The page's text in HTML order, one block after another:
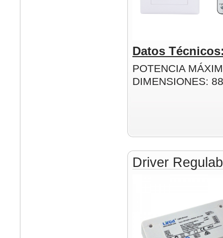
Datos
POTENCIA
DIMENSIONES:
Driver